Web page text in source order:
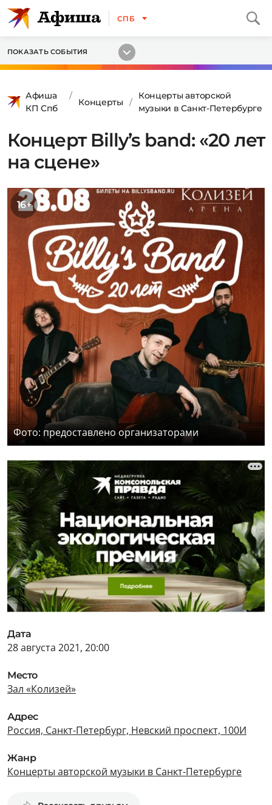
СПБ
ПОКАЗАТЬ СОБЫТИЯ
Афиша
КП Спб
Концерты
Концерты авторской
музыки в Санкт-Петербурге
Концерт Billy’s band: «20 лет
на сцене»
16+
Фото: предоставлено организаторами
Дата
28 августа 2021, 20:00
Место
Зал «Колизей»
Адрес
Россия, Санкт-Петербург, Невский проспект, 100И
Жанр
Концерты авторской музыки в Санкт-Петербурге